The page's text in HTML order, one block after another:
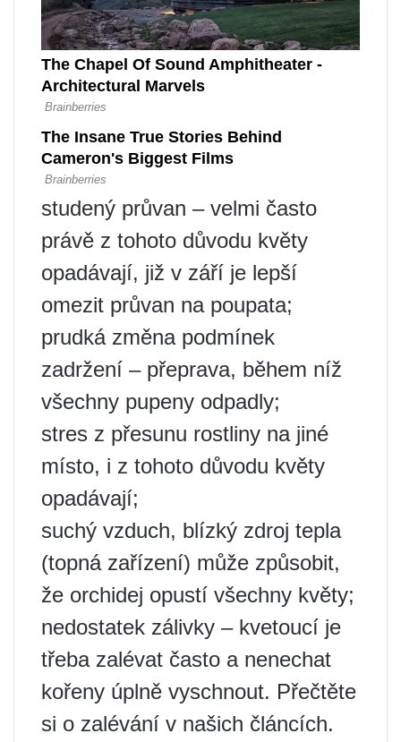
studený průvan – velmi často
právě z tohoto důvodu květy
opadávají, již v září je lepší
omezit průvan na poupata;
prudká změna podmínek
zadržení – přeprava, během níž
všechny pupeny odpadly;
stres z přesunu rostliny na jiné
místo, i z tohoto důvodu květy
opadávají;
suchý vzduch, blízký zdroj tepla
(topná zařízení) může způsobit,
že orchidej opustí všechny květy;
nedostatek zálivky – kvetoucí je
třeba zalévat často a nenechat
kořeny úplně vyschnout. Přečtěte
si o zalévání v našich článcích.